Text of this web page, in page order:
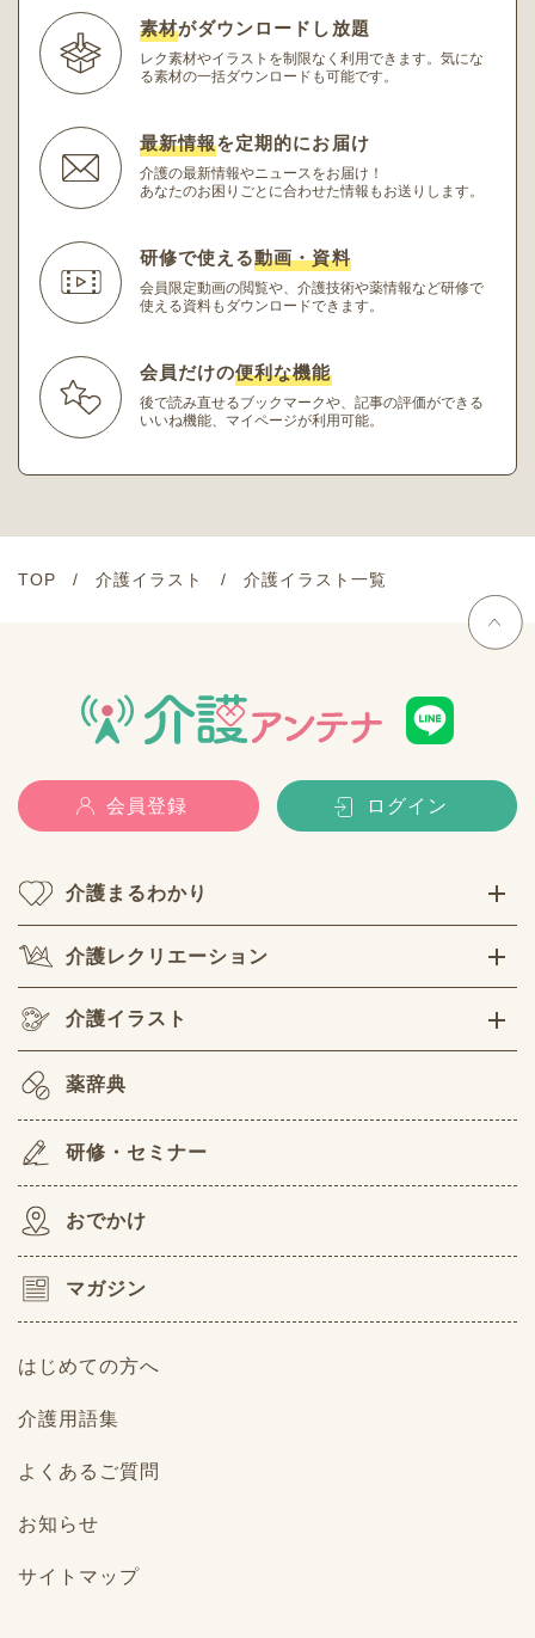
素材がダウンロードし放題
レク素材やイラストを制限なく利用できます。 気にな
る素材の一括ダウンロードも可能です。
最新情報を定期的にお届け
介護の最新情報やニュースをお届け！
あなたのお困りごとに合わせた情報もお送りします。
研修で使える動画・資料
会員限定動画の閲覧や、介護技術や薬情報など研修で
使える資料もダウンロードできます。
会員だけの便利な機能
後で読み直せるブックマークや、記事の評価ができる
いいね機能、マイページが利用可能。
TOP 介護イラスト 介護イラスト一覧
会員登録 ログイン
介護まるわかり
介護レクリエーション
介護イラスト
薬辞典
研修・セミナー
おでかけ
マガジン
はじめての方へ
介護用語集
よくあるご質問
お知らせ
サイトマップ